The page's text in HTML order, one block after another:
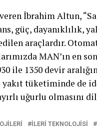
İbrahim Altun,
güç, dayanıklılık,
araçlardır.
MAN’ın en son
ile 1350 devir
tüketiminde de
uğurlu olmasını
ILERI TEKNOLOJISI